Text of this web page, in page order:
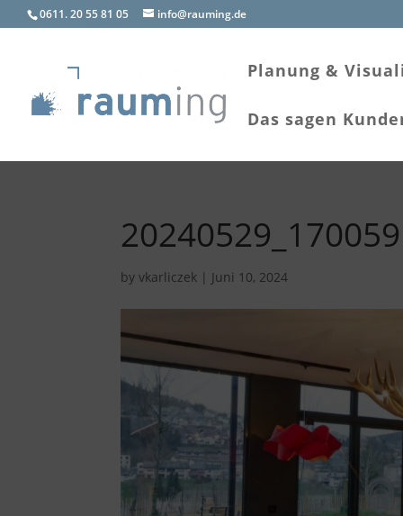
0611. 20 55 81 05 info@rauming.de
Planung &
Das sagen
20240529_170059
byvkarliczek | Juni 10, 2024